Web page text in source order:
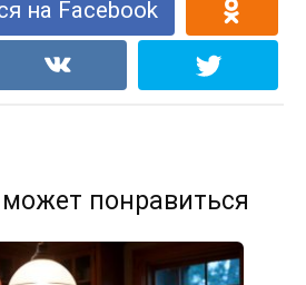
на Facebook
понравиться